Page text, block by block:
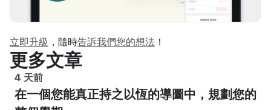
立即升級 ，隨時告訴我們您的想法 ！
更多文章
4 天前
在一個您能真正持之以恆的導圖中，規劃您的